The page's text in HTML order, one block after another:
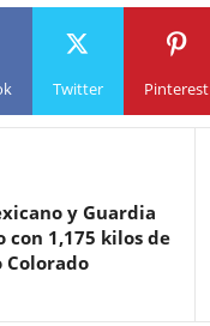
Twitter Pinterest
y Guardia
con 1,175 kilos de
Colorado